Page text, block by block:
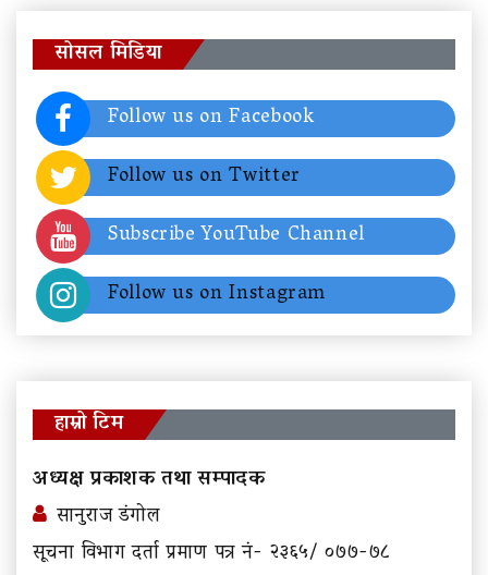
सोसल मिडिया
Follow us on Facebook
Follow us on Twitter
Subscribe YouTube Channel
Follow us on Instagram
हाम्रो टिम
अध्यक्ष प्रकाशक तथा सम्पादक
सानुराज डंगोल
सूचना विभाग दर्ता प्रमाण पत्र नं- २३६५/ ०७७-७८